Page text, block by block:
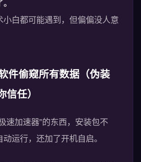
小白都可能遇到，但偏偏没人意
件偷窥所有数据（伪装
信任）
速加速器”的东西，安装包不
运行，还加了开机自启。